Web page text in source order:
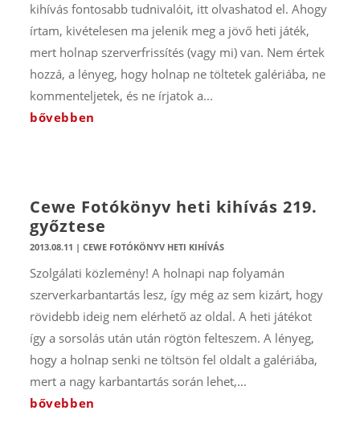
kihívás fontosabb tudnivalóit, itt olvashatod el. Ahogy
írtam, kivételesen ma jelenik meg a jövő heti játék,
mert holnap szerverfrissítés (vagy mi) van. Nem értek
hozzá, a lényeg, hogy holnap ne töltetek galériába, ne
kommenteljetek, és ne írjatok a...
bővebben
Cewe Fotókönyv heti kihívás 219.
győztese
2013.08.11 | CEWE FOTÓKÖNYV HETI KIHÍVÁS
Szolgálati közlemény! A holnapi nap folyamán
szerverkarbantartás lesz, így még az sem kizárt, hogy
rövidebb ideig nem elérhető az oldal. A heti játékot
így a sorsolás után után rögtön felteszem. A lényeg,
hogy a holnap senki ne töltsön fel oldalt a galériába,
mert a nagy karbantartás során lehet,...
bővebben